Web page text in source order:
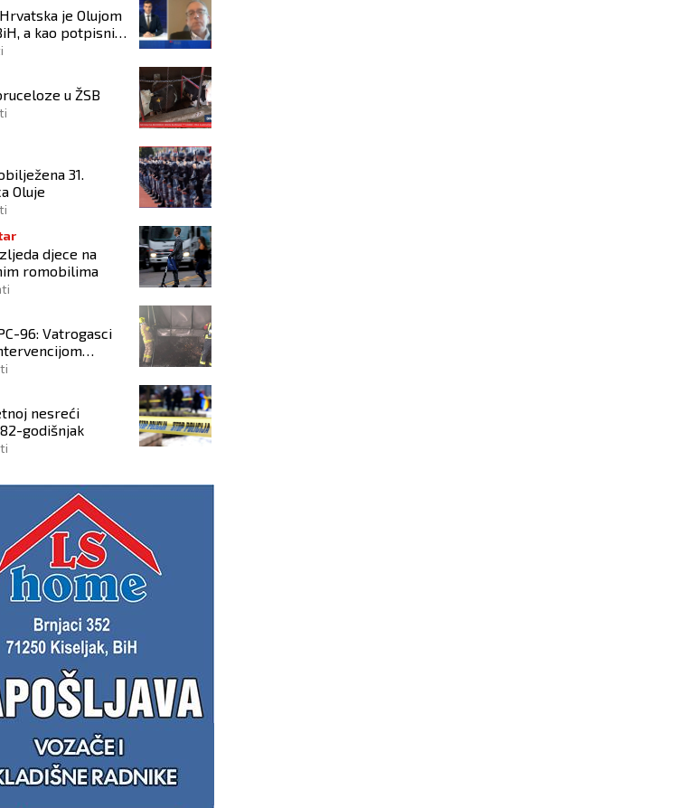
je Olujom
a kao potpisnica
puno pravo
u ŽSB
31.
Oluje
djece na
romobilima
96: Vatrogasci
vatre na
nesreći
godišnjak